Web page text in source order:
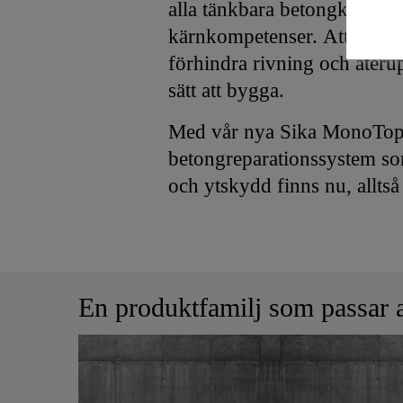
alla tänkbara
kärnkompetenser. Att
förhindra rivning och
sätt att bygga.
Med vår nya Sika
betongreparationssystem
och ytskydd finns nu,
En produktfamilj som passar